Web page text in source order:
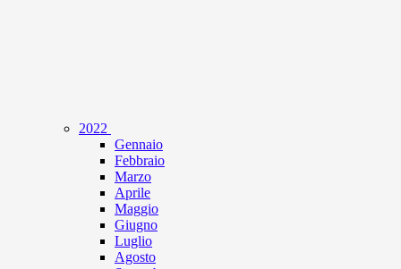
2022
Gennaio
Febbraio
Marzo
Aprile
Maggio
Giugno
Luglio
Agosto